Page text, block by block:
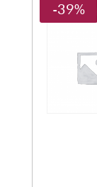
-39%